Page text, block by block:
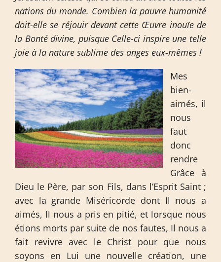
nations du monde. Combien la pauvre humanité
doit-elle se réjouir devant cette Œuvre inouïe de
la Bonté divine, puisque Celle-ci inspire une telle
joie à la nature sublime des anges eux-mêmes !
Mes
bien-
aimés, il
nous
faut
donc
rendre
Grâce à
Dieu le Père, par son Fils, dans l’Esprit Saint ;
avec la grande Miséricorde dont Il nous a
aimés, Il nous a pris en pitié, et lorsque nous
étions morts par suite de nos fautes, Il nous a
fait revivre avec le Christ pour que nous
soyons en Lui une nouvelle création, une